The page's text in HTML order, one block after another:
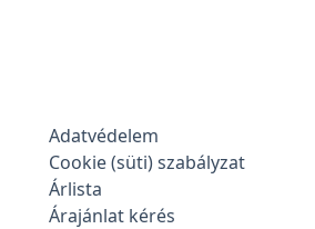
Adatvédelem
Cookie (süti) szabályzat
Árlista
Árajánlat kérés